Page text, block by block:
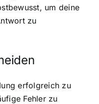
um deine
zu
erfolgreich zu
Fehler zu